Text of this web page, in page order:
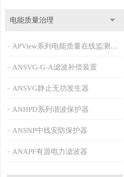
电能质量治理
APView系列电能质量在线监测装置
ANSVG-G-A滤波补偿装置
ANSVG静止无功发生器
ANHPD系列谐波保护器
ANSNP中线安防保护器
ANAPF有源电力滤波器